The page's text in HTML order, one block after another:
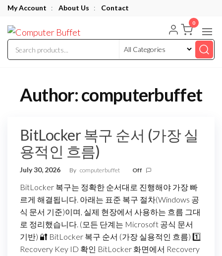
Skip
the
content
My Account : About Us : Contact
Buffet
0
Author:computerbuffet
BitLocker 복구 순서 (가장 실
용적인 흐름)
July 30, 2026 By computerbuffet Off
BitLocker 복구는 정확한 순서대로 진행해야 가장 빠
르게 해결됩니다. 아래는 표준 복구 절차(Windows 공
식 문서 기준)이며, 실제 현장에서 사용하는 흐름 그대
로 정리했습니다. (모든 단계는 Microsoft 공식 문서
기반) 🔐 BitLocker 복구 순서 (가장 실용적인 흐름) 1️⃣
Recovery Key ID 확인 BitLocker 화면에서 Recovery